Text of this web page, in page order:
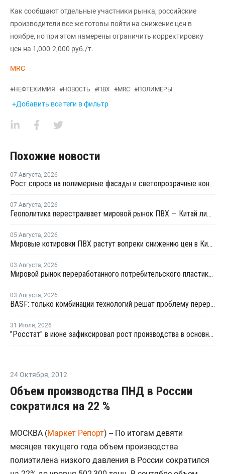
Как сообщают отдельные участники рынка, российские
производители все же готовы пойти на снижение цен в
ноябре, но при этом намерены ограничить корректировку
цен на 1,000-2,000 руб./т.
MRC
#НЕФТЕХИМИЯ #НОВОСТЬ #ПВХ #MRC #ПОЛИМЕРЫ
+Добавить все теги в фильтр
Похожие новости
07 Августа, 2026
Рост спроса на полимерные фасады и светопрозрачные конструкции: на "Архстоянии" оценили технический потенциал ПВХ и ПК
07 Августа, 2026
Геополитика перестраивает мировой рынок ПВХ — Китай лидирует в экспорте
05 Августа, 2026
Мировые котировки ПВХ растут вопреки снижению цен в Китае
03 Августа, 2026
Мировой рынок переработанного потребительского пластика к 2033 году вырастет в два раза
03 Августа, 2026
BASF: только комбинации технологий решат проблему переработки инженерных пластиков
31 Июля, 2026
"Росстат" в июне зафиксировал рост производства в основных группах пластмасс
24 Октября, 2012
Объем производства ПНД в России
сократился на 22 %
МОСКВА (Маркет Репорт) -- По итогам девяти
месяцев текущего года объем производства
полиэтилена низкого давления в России сократился